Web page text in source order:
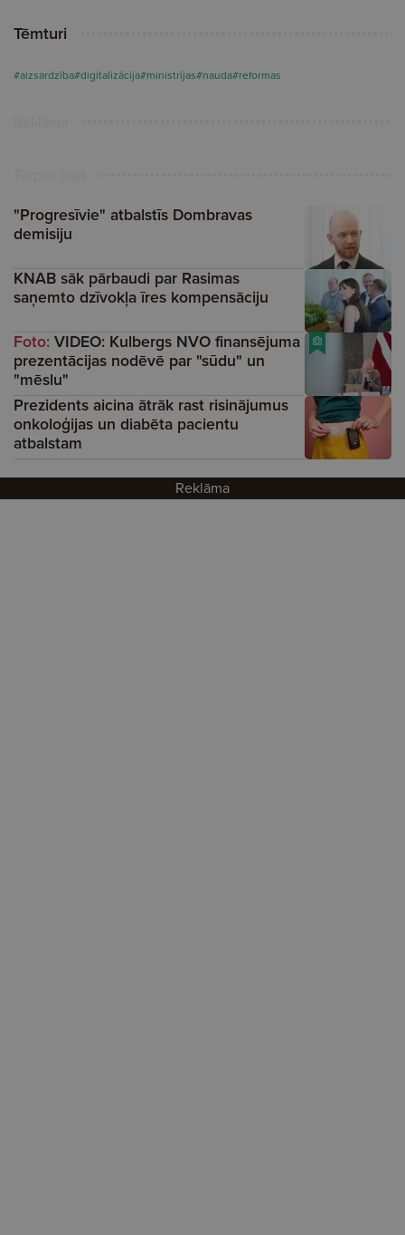
Tēmturi
#aizsardzība#digitalizācija#ministrijas#nauda#reformas
"Progresīvie" atbalstīs Dombravas
demisiju
KNAB sāk pārbaudi par Rasimas
saņemto dzīvokļa īres kompensāciju
Foto:VIDEO: Kulbergs NVO finansējuma
prezentācijas nodēvē par "sūdu" un
"mēslu"
Prezidents aicina ātrāk rast risinājumus
onkoloģijas un diabēta pacientu
atbalstam
Reklāma